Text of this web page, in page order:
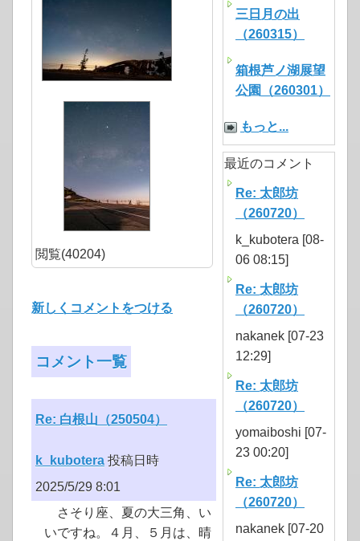
閲覧(40204)
新しくコメントをつける
コメント一覧
Re: 白根山（250504）
k_kubotera 投稿日時
2025/5/29 8:01
さそり座、夏の大三角、い
いですね。４月、５月は、晴
三日月の出
（260315）
箱根芦ノ湖展望
公園（260301）
もっと...
最近のコメント
Re: 太郎坊
（260720）
k_kubotera [08-
06 08:15]
Re: 太郎坊
（260720）
nakanek [07-23
12:29]
Re: 太郎坊
（260720）
yomaiboshi [07-
23 00:20]
Re: 太郎坊
（260720）
nakanek [07-20